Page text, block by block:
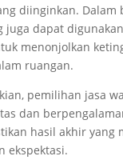
diinginkan. Dalam
juga dapat
menonjolkan
ruangan.
pemilihan jasa
dan
hasil akhir yang
ekspektasi.